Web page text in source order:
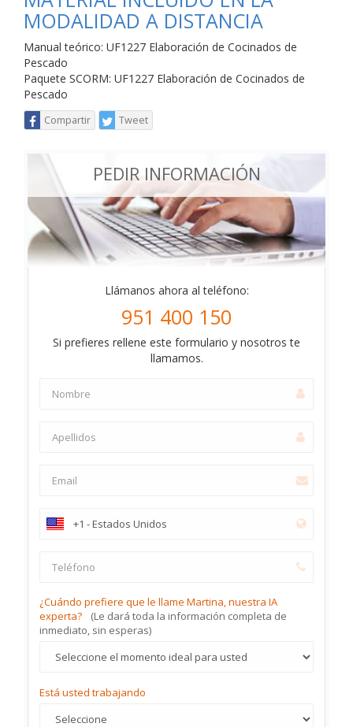
MODALIDAD A DISTANCIA
Manual teórico: UF1227 Elaboración de Cocinados de
Pescado
Paquete SCORM: UF1227 Elaboración de Cocinados de
Pescado
Compartir Tweet
PEDIR INFORMACIÓN
Llámanos ahora al teléfono:
951 400 150
Si prefieres rellene este formulario y nosotros te
llamamos.
¿Cuándo prefiere que le llame Martina, nuestra IA
experta?
(Le dará toda la información completa de
inmediato, sin esperas)
Está usted trabajando